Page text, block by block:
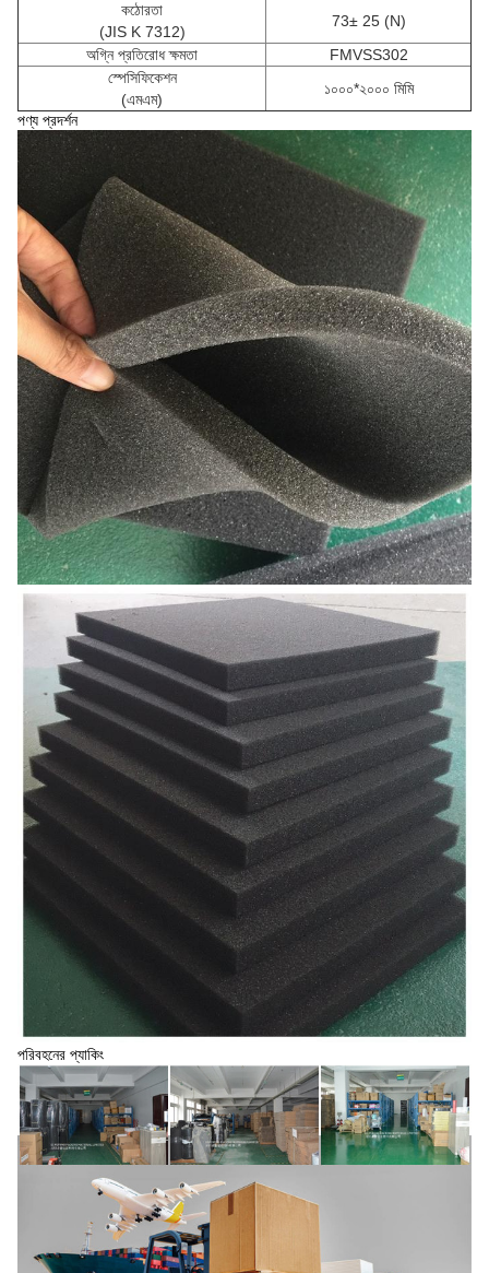
কঠোরতা
(JIS K 7312)
73± 25 (N)
অগ্নি প্রতিরোধ ক্ষমতা
FMVSS302
স্পেসিফিকেশন
(এমএম)
১০০০*২০০০ মিমি
পণ্য প্রদর্শন
পরিবহনের প্যাকিং